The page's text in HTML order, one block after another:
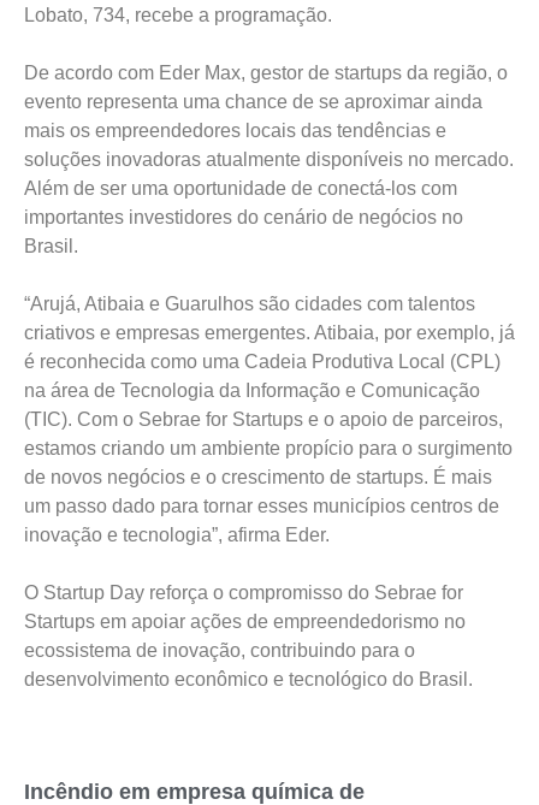
Lobato, 734, recebe a programação.
De acordo com Eder Max, gestor de startups da região, o
evento representa uma chance de se aproximar ainda
mais os empreendedores locais das tendências e
soluções inovadoras atualmente disponíveis no mercado.
Além de ser uma oportunidade de conectá-los com
importantes investidores do cenário de negócios no
Brasil.
“Arujá, Atibaia e Guarulhos são cidades com talentos
criativos e empresas emergentes. Atibaia, por exemplo, já
é reconhecida como uma Cadeia Produtiva Local (CPL)
na área de Tecnologia da Informação e Comunicação
(TIC). Com o Sebrae for Startups e o apoio de parceiros,
estamos criando um ambiente propício para o surgimento
de novos negócios e o crescimento de startups. É mais
um passo dado para tornar esses municípios centros de
inovação e tecnologia”, afirma Eder.
O Startup Day reforça o compromisso do Sebrae for
Startups em apoiar ações de empreendedorismo no
ecossistema de inovação, contribuindo para o
desenvolvimento econômico e tecnológico do Brasil.
Incêndio em empresa química de